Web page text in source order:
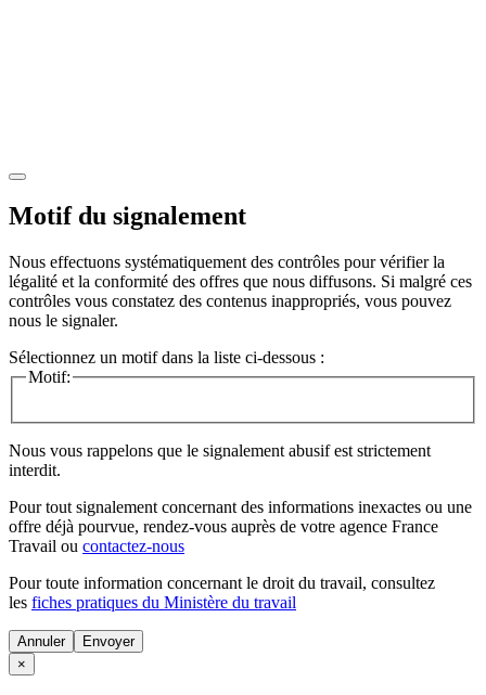
Motif du signalement
Nous effectuons systématiquement des contrôles pour vérifier la
légalité et la conformité des offres que nous diffusons. Si malgré ces
contrôles vous constatez des contenus inappropriés, vous pouvez
nous le signaler.
Sélectionnez un motif dans la liste ci-dessous :
Motif:
Nous vous rappelons que le signalement abusif est strictement
interdit.
Pour tout signalement concernant des informations inexactes ou une
offre déjà pourvue, rendez-vous auprès de votre agence France
Travail ou contactez-nous
Pour toute information concernant le droit du travail, consultez
les fiches pratiques du Ministère du travail
Annuler
×